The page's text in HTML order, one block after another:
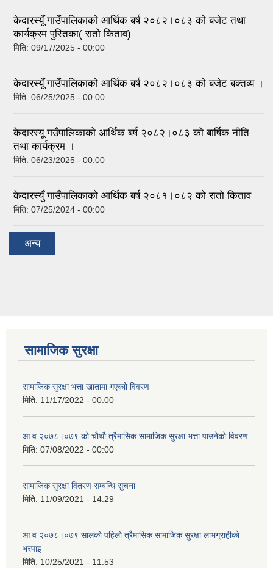
केदारस्यूँ गाउँपालिकाकाे आर्थिक बर्ष २०८२।०८३ को बजेट तथा
कार्यक्रम पुस्तिका( रातो किताव)
मिति: 09/17/2025 - 00:00
केदारस्यूँ गाउँपालिकाको आर्थिक बर्ष २०८२।०८३ को बजेट बक्तव्य ।
मिति: 06/25/2025 - 00:00
केदारस्यू गउँपालिकाको आर्थिक बर्ष २०८२।०८३ को बार्षिक नीति
तथा कार्यक्रम ।
मिति: 06/23/2025 - 00:00
केदारस्युँ गाउँपालिकाको आर्थिक बर्ष २०८१।०८२ को रातो किताव
मिति: 07/25/2024 - 00:00
अन्य
सामाजिक सुरक्षा
सामाजिक सुरक्षा भत्ता खातामा गएकाो विवरण
मिति: 11/17/2022 - 00:00
आ व २०७८।०७९ काे चाैथौ त्रैमासिक सामाजिक सुरक्षा भत्ता पाउनेकाे विवरण
मिति: 07/08/2022 - 00:00
सामाजिक सुरक्षा वितरण सम्बन्धि सुचना
मिति: 11/09/2021 - 14:29
आ व २०७८।०७९ सालकाे पहिलाे त्रैमासिक सामाजिक सुरक्षा लाभग्राहीकाे
भरपाइ
मिति: 10/25/2021 - 11:53